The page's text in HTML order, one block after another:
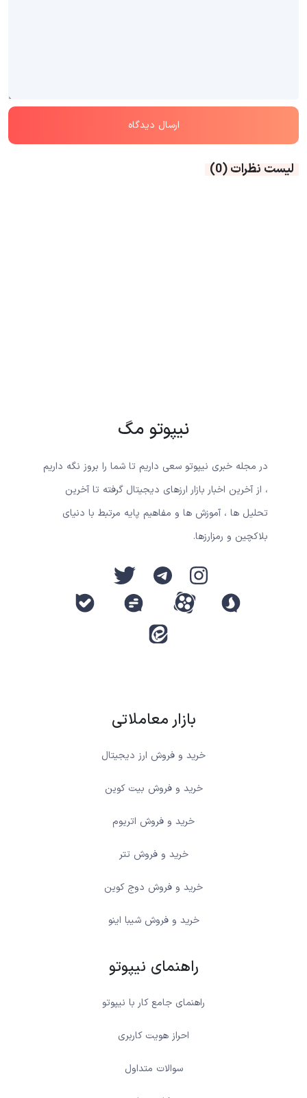
لیست نظرات(0)
نیپوتو مگ
در مجله خبری نیپوتو سعی داریم تا شما را بروز نگه داریم
، از آخرین اخبار بازار ارزهای دیجیتال گرفته تا آخرین
تحلیل ها ، آموزش ها و مفاهیم پایه مرتبط با دنیای
بلاکچین و رمزارزها.
بازار معاملاتی
خرید و فروش ارز دیجیتال
خرید و فروش بیت کوین
خرید و فروش اتریوم
خرید و فروش تتر
خرید و فروش دوج کوین
خرید و فروش شیبا اینو
راهنمای نیپوتو
راهنمای جامع کار با نیپوتو
احراز هویت کاربری
سوالات متداول